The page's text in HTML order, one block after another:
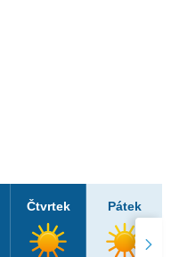
Čtvrtek Pátek